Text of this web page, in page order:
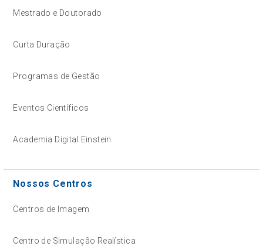
Mestrado e Doutorado
Curta Duração
Programas de Gestão
Eventos Científicos
Academia Digital Einstein
Nossos Centros
Centros de Imagem
Centro de Simulação Realística